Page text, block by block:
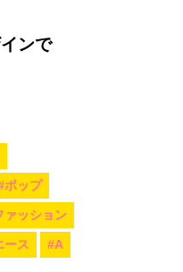
ンで
ポップ
ァッション
ース #A